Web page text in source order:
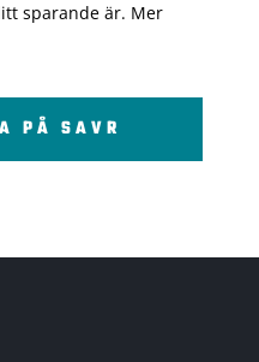
sparande är. Mer
PÅ SAVR